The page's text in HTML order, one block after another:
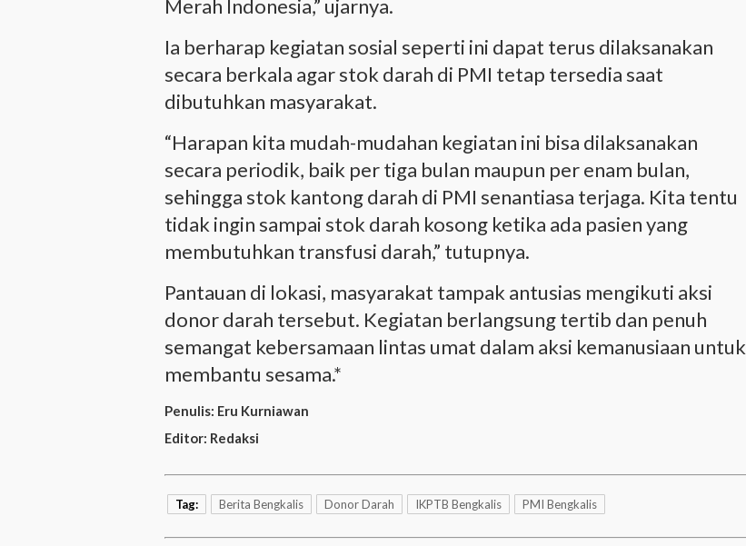
Merah Indonesia,” ujarnya.
Ia berharap kegiatan sosial seperti ini dapat terus dilaksanakan
secara berkala agar stok darah di PMI tetap tersedia saat
dibutuhkan masyarakat.
“Harapan kita mudah-mudahan kegiatan ini bisa dilaksanakan
secara periodik, baik per tiga bulan maupun per enam bulan,
sehingga stok kantong darah di PMI senantiasa terjaga. Kita tentu
tidak ingin sampai stok darah kosong ketika ada pasien yang
membutuhkan transfusi darah,” tutupnya.
Pantauan di lokasi, masyarakat tampak antusias mengikuti aksi
donor darah tersebut. Kegiatan berlangsung tertib dan penuh
semangat kebersamaan lintas umat dalam aksi kemanusiaan untuk
membantu sesama.*
Penulis: Eru Kurniawan
Editor: Redaksi
Tag: Berita Bengkalis Donor Darah IKPTB Bengkalis PMI Bengkalis